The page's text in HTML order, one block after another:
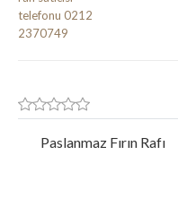
Paslanmaz Fırın Rafı